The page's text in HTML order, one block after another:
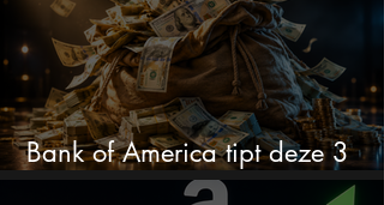
Bank of America tipt deze 3
chipaandelen